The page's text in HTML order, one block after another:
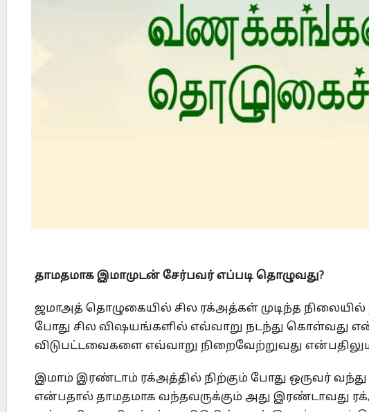
தாமதமாக இமாமுடன் சேர்பவர் எப்படி தொழுவது?
ஜமாஅத் தொழுகையில் சில ரக்அத்கள் முடிந்த
போது சில விஷயங்களில் எவ்வாறு நடந்து கொள்வது
விடுபட்டவைகளை எவ்வாறு நிறைவேற்றுவது
இமாம் இரண்டாம் ரக்அத்தில் நிற்கும் போது ஒருவர் வந்து
என்பதால் தாமதமாக வந்தவருக்கும் அது இரண்டாவது
Did Jesus Resurrect on Sunday or Monday?